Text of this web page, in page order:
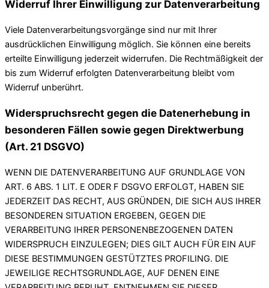
Widerruf Ihrer Einwilligung zur Datenverarbeitung
Viele Datenverarbeitungsvorgänge sind nur mit Ihrer
ausdrücklichen Einwilligung möglich. Sie können eine bereits
erteilte Einwilligung jederzeit widerrufen. Die Rechtmäßigkeit der
bis zum Widerruf erfolgten Datenverarbeitung bleibt vom
Widerruf unberührt.
Widerspruchsrecht gegen die Datenerhebung in
besonderen Fällen sowie gegen Direktwerbung
(Art. 21 DSGVO)
WENN DIE DATENVERARBEITUNG AUF GRUNDLAGE VON
ART. 6 ABS. 1 LIT. E ODER F DSGVO ERFOLGT, HABEN SIE
JEDERZEIT DAS RECHT, AUS GRÜNDEN, DIE SICH AUS IHRER
BESONDEREN SITUATION ERGEBEN, GEGEN DIE
VERARBEITUNG IHRER PERSONENBEZOGENEN DATEN
WIDERSPRUCH EINZULEGEN; DIES GILT AUCH FÜR EIN AUF
DIESE BESTIMMUNGEN GESTÜTZTES PROFILING. DIE
JEWEILIGE RECHTSGRUNDLAGE, AUF DENEN EINE